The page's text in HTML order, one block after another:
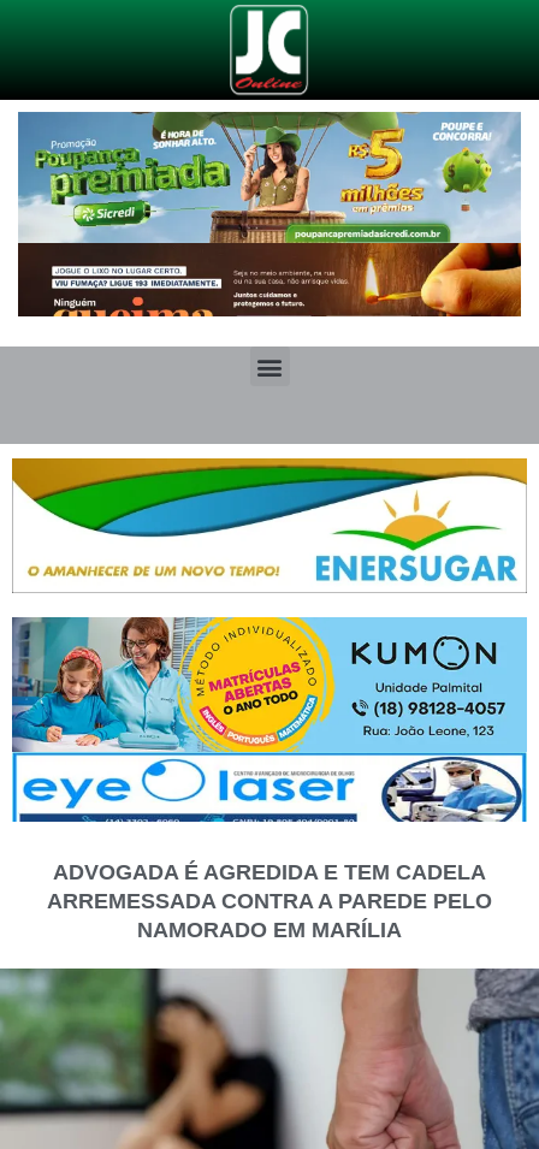
ADVOGADA É AGREDIDA E TEM CADELA
ARREMESSADA CONTRA A PAREDE PELO
NAMORADO EM MARÍLIA